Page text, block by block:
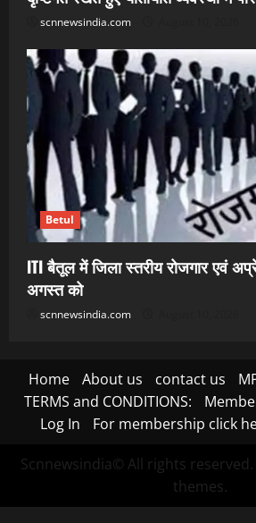
scnnewsindia.com
Betul
ITI बैतूल में जिला स्तरीय रोजगार एवं
अगस्त को
scnnewsindia.com
Home About us contact us
TERMS and CONDITIONS:
Log In
For membership click
Scnnewsindia© All rights reserved.
themes.